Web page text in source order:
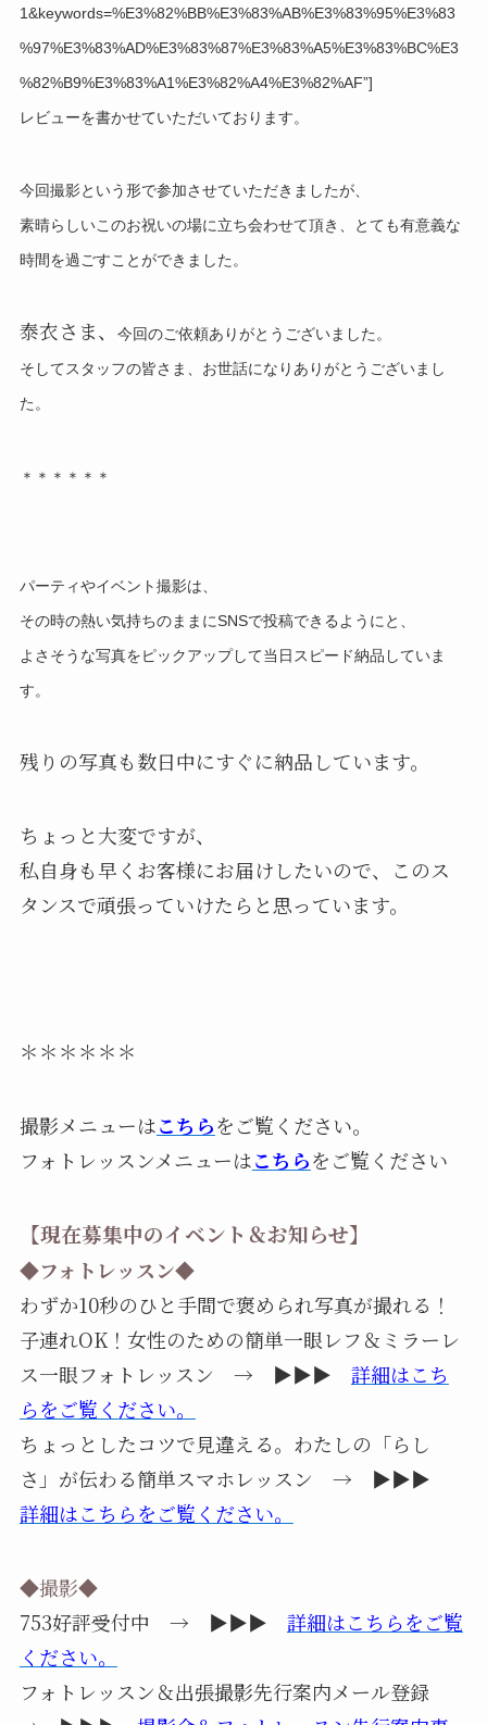
1&keywords=%E3%82%BB%E3%83%AB%E3%83%95%E3%83
%97%E3%83%AD%E3%83%87%E3%83%A5%E3%83%BC%E3
%82%B9%E3%83%A1%E3%82%A4%E3%82%AF”]
レビューを書かせていただいております。
今回撮影という形で参加させていただきましたが、
素晴らしいこのお祝いの場に立ち会わせて頂き、とても有意義な
時間を過ごすことができました。
泰衣さま、
今回のご依頼ありがとうございました。
そしてスタッフの皆さま、お世話になりありがとうございまし
た。
＊＊＊＊＊＊
パーティやイベント撮影は、
その時の熱い気持ちのままにSNSで投稿できるようにと、
よさそうな写真をピックアップして当日スピード納品していま
す。
残りの写真も数日中にすぐに納品しています。
ちょっと大変ですが、
私自身も早くお客様にお届けしたいので、このス
タンスで頑張っていけたらと思っています。
＊＊＊＊＊＊
撮影メニューはこちらをご覧ください。
フォトレッスンメニューはこちらをご覧ください
【現在募集中のイベント＆お知らせ】
◆フォトレッスン◆
わずか10秒のひと手間で褒められ写真が撮れる！
子連れOK！女性のための簡単一眼レフ＆ミラーレ
ス一眼フォトレッスン → ▶▶▶ 詳細はこち
らをご覧ください。
ちょっとしたコツで見違える。わたしの「らし
さ」が伝わる簡単スマホレッスン → ▶▶▶
詳細はこちらをご覧ください。
◆撮影◆
753好評受付中 → ▶▶▶ 詳細はこちらをご覧
ください。
フォトレッスン＆出張撮影先行案内メール登録